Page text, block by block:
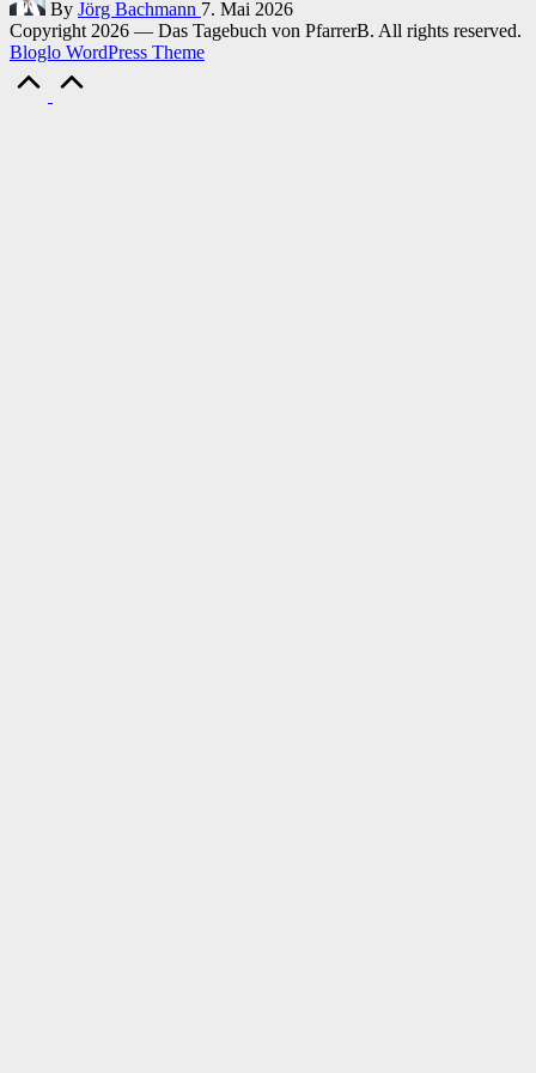
by
By Jörg Bachmann 7. Mai 2026
Copyright 2026 — Das Tagebuch von PfarrerB. All rights reserved.
Bloglo WordPress Theme